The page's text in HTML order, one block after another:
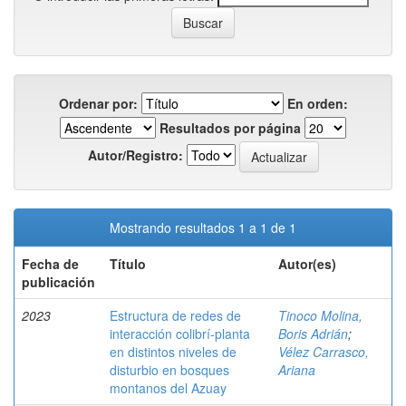
Ordenar por:
En orden:
Resultados por página
Autor/Registro:
Mostrando resultados 1 a 1 de 1
Fecha de
publicación
Título Autor(es)
2023
Estructura de redes de
interacción colibrí-planta
en distintos niveles de
disturbio en bosques
montanos del Azuay
Tinoco Molina,
Boris Adrián;
Vélez Carrasco,
Ariana